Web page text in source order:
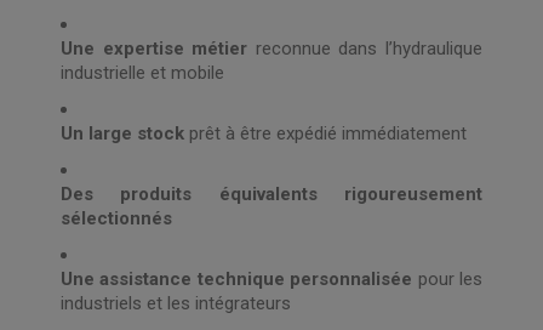
Une expertise métier reconnue dans l’hydraulique
industrielle et mobile
Un large stock prêt à être expédié immédiatement
Des produits équivalents rigoureusement
sélectionnés
Une assistance technique personnalisée pour les
industriels et les intégrateurs